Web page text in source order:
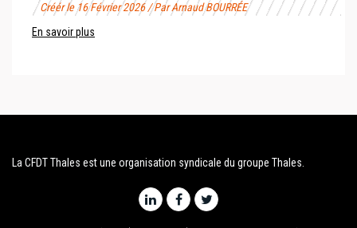
Créér le 16 Février 2026 / Par Arnaud BOURRÉE
En savoir plus
La CFDT Thales est une organisation syndicale du groupe Thales.